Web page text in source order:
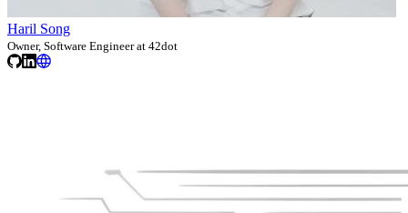
Haril Song
Owner, Software Engineer at 42dot